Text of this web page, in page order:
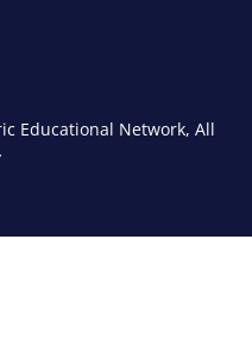
Educational Network, All